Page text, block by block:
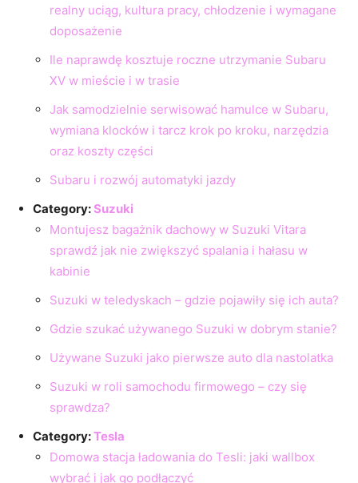
realny uciąg, kultura pracy, chłodzenie i wymagane
doposażenie
Ile naprawdę kosztuje roczne utrzymanie Subaru
XV w mieście i w trasie
Jak samodzielnie serwisować hamulce w Subaru,
wymiana klocków i tarcz krok po kroku, narzędzia
oraz koszty części
Subaru i rozwój automatyki jazdy
Category:Suzuki
Montujesz bagażnik dachowy w Suzuki Vitara
sprawdź jak nie zwiększyć spalania i hałasu w
kabinie
Suzuki w teledyskach – gdzie pojawiły się ich auta?
Gdzie szukać używanego Suzuki w dobrym stanie?
Używane Suzuki jako pierwsze auto dla nastolatka
Suzuki w roli samochodu firmowego – czy się
sprawdza?
Category:Tesla
Domowa stacja ładowania do Tesli: jaki wallbox
wybrać i jak go podłączyć